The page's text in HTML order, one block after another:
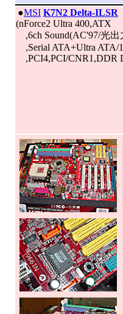
●MSI K7N2 Delta-ILSR
(nForce2 Ultra 400,ATX
,6ch Sound(AC'97/光
,Serial ATA+Ultra ATA/
,PCI4,PCI/CNR1,DDR